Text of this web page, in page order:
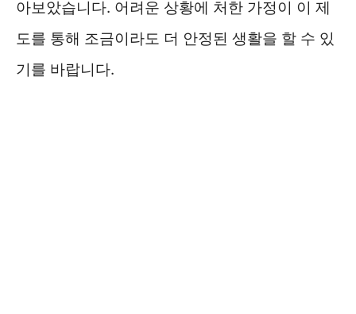
아보았습니다. 어려운 상황에 처한 가정이 이 제
도를 통해 조금이라도 더 안정된 생활을 할 수 있
기를 바랍니다.